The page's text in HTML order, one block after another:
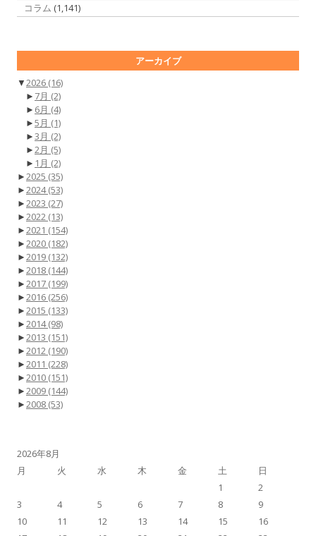
コラム (1,141)
アーカイブ
▼2026 (16)
► 7月 (2)
► 6月 (4)
►5月 (1)
►3月 (2)
►2月 (5)
► 1月 (2)
►2025 (35)
►2024(53)
►2023 (27)
►2022 (13)
►2021 (154)
►2020 (182)
►2019 (132)
►2018 (144)
►2017 (199)
►2016 (256)
►2015 (133)
►2014(98)
►2013 (151)
►2012 (190)
►2011 (228)
►2010 (151)
►2009 (144)
►2008 (53)
2026年8月
月
火 水 木 金 土
日
1
2
3
4 5 6 7 8
9
10
11 12 13 14 15
16